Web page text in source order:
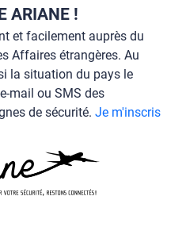
ARIANE !
et facilement auprès du
Affaires étrangères. Au
la situation du pays le
mail ou SMS des
de sécurité. Je m'inscris